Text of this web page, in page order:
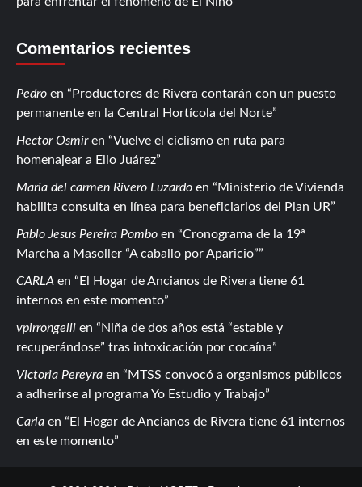
Comentarios recientes
Pedro en
Productores de Rivera contarán con un puesto
permanente en la Central Hortícola del Norte
Hector Osmiren
Vuelve el ciclismo en ruta para
homenajear a Elio Juárez
Maria del carmen Rivero Luzardo en
Ministerio de Vivienda
habilita consulta en línea para beneficiarios del Plan UR
Pablo Jesus Pereira Pombo en
Cronograma de la 19ª
Marcha a Masoller “A caballo por Aparicio”
CARLA en
El Hogar de Ancianos de Rivera tiene 61
internos en este momento
vpirrongelli en
Niña de dos años está “estable y
recuperándose” tras intoxicación por cocaína
Victoria Pereyra en
MTSS convocó a organismos públicos
a adherirse al programa Yo Estudio y Trabajo
Carla en
El Hogar de Ancianos de Rivera tiene 61 internos
en este momento